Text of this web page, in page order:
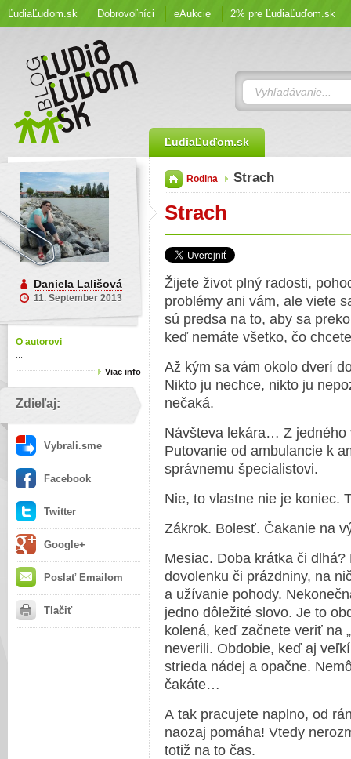
ĽudiaĽuďom.sk Dobrovoľníci eAukcie 2% pre ĽudiaĽuďom.sk
ĽudiaĽuďom.sk
Daniela Lališová
11. September 2013
O autorovi
Viac info
Zdieľaj:
Vybrali.sme
Facebook
Twitter
Google+
Poslať Emailom
Tlačiť
Rodina Strach
Strach
Žijete život plný radosti,
problémy ani vám, ale viete
sú predsa na to, aby sa
keď nemáte všetko, čo
Až kým sa vám okolo dverí
Nikto ju nechce, nikto ju
nečaká.
Návšteva lekára… Z
Putovanie od ambulancie k
správnemu špecialistovi.
Nie, to vlastne nie je koniec.
Zákrok. Bolesť. Čakanie na
Mesiac. Doba krátka či
dovolenku či prázdniny, na
a užívanie pohody.
jedno dôležité slovo. Je to
kolená, keď začnete veriť na
neverili. Obdobie, keď aj
strieda nádej a opačne.
čakáte…
A tak pracujete naplno, od
naozaj pomáha! Vtedy
totiž na to čas.